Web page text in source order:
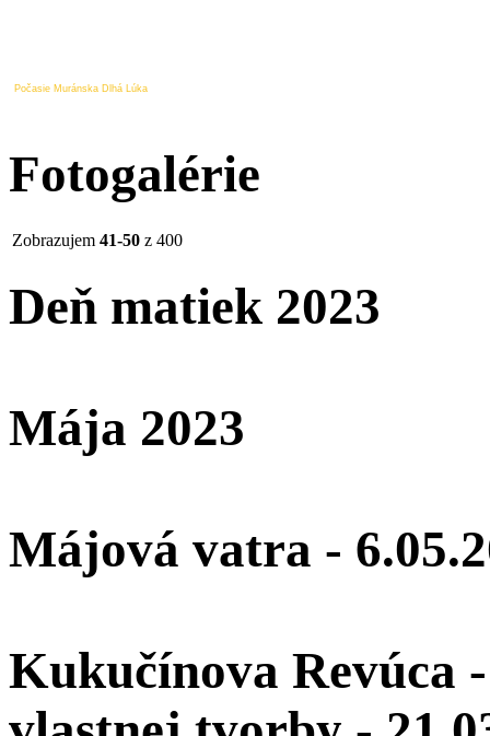
Počasie Muránska Dlhá Lúka
Fotogalérie
Zobrazujem 41-50 z 400
Deň matiek 2023
Mája 2023
Májová vatra -
Kukučínova Revúca